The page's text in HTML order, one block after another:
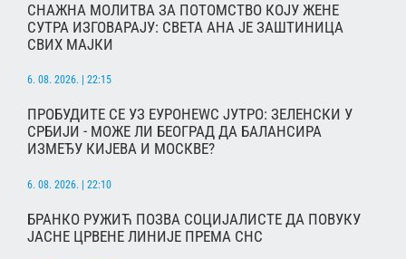
СНАЖНА МОЛИТВА ЗА ПОТОМСТВО КОЈУ ЖЕНЕ
СУТРА ИЗГОВАРАЈУ: СВЕТА АНА ЈЕ ЗАШТИНИЦА
СВИХ МАЈКИ
6. 08. 2026. | 22:15
ПРОБУДИТЕ СЕ УЗ ЕУРОНЕWС ЈУТРО: ЗЕЛЕНСКИ У
СРБИЈИ - МОЖЕ ЛИ БЕОГРАД ДА БАЛАНСИРА
ИЗМЕЂУ КИЈЕВА И МОСКВЕ?
6. 08. 2026. | 22:10
БРАНКО РУЖИЋ ПОЗВА СОЦИЈАЛИСТЕ ДА ПОВУКУ
ЈАСНЕ ЦРВЕНЕ ЛИНИЈЕ ПРЕМА СНС